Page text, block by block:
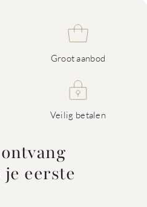
Groot aanbod
Veilig betalen
je eerste